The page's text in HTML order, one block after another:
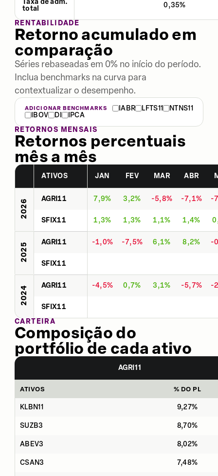
total
0,35%
RENTABILIDADE
Retorno acumulado em
comparação
Séries rebaseadas em 0% no início do período.
Inclua benchmarks na curva para
contextualizar o desempenho.
ADICIONAR BENCHMARKS IABR LFTS11
NTNS11
IBOV
DI
IPCA
RETORNOS MENSAIS
Retornos percentuais
mês a mês
ATIVOS JAN FEV MAR ABR
2026 AGRI11 7,9% 3,2% -5,8% -7,1% -
SFIX11 1,3% 1,3% 1,1% 1,4%
2025 AGRI11 -1,0% -7,5% 6,1% 8,2% -
SFIX11
2024 AGRI11 -4,5% 0,7% 3,1% -5,7% -
SFIX11
CARTEIRA
Composição do
portfólio de cada ativo
AGRI11
ATIVOS % DO PL
KLBN11 9,27%
SUZB3 8,70%
ABEV3 8,02%
CSAN3 7,48%